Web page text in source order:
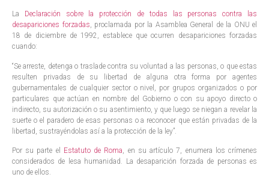
La Declaración sobre la protección de todas las personas contra las
desapariciones forzadas, proclamada por la Asamblea General de la ONU el
18 de diciembre de 1992, establece que ocurren desapariciones forzadas
cuando:
“Se arreste, detenga o traslade contra su voluntad a las personas, o que estas
resulten privadas de su libertad de alguna otra forma por agentes
gubernamentales de cualquier sector o nivel, por grupos organizados o por
particulares que actúan en nombre del Gobierno o con su apoyo directo o
indirecto, su autorización o su asentimiento, y que luego se niegan a revelar la
suerte o el paradero de esas personas o a reconocer que están privadas de la
libertad, sustrayéndolas así a la protección de la ley”.
Por su parte el Estatuto de Roma, en su artículo 7, enumera los crímenes
considerados de lesa humanidad. La desaparición forzada de personas es
uno de ellos.